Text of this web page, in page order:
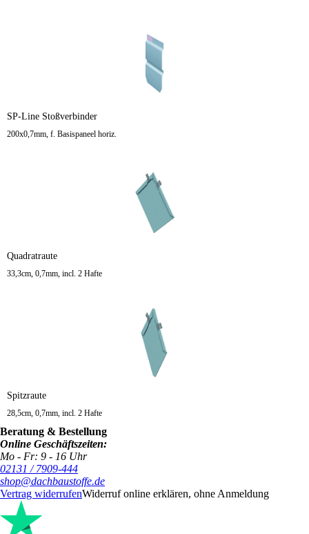
SP-Line Stoßverbinder
200x0,7mm, f. Basispaneel horiz.
Quadratraute
33,3cm, 0,7mm, incl. 2 Hafte
Spitzraute
28,5cm, 0,7mm, incl. 2 Hafte
Beratung & Bestellung
Online Geschäftszeiten:
Mo - Fr: 9 - 16 Uhr
02131 / 7909-444
shop@dachbaustoffe.de
Vertrag widerrufenWiderruf online erklären, ohne Anmeldung